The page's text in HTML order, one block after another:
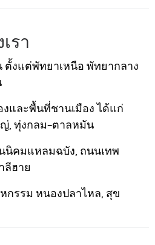
รา
งแต่พัทยาเหนือ พัทยากลาง
งและพื้นที่ชานเมือง ได้แก่
, ทุ่งกลม-ตาลหมัน
นิคมแหลมฉบัง, ถนนเทพ
ลีฮาย
กรรม หนองปลาไหล, สุข